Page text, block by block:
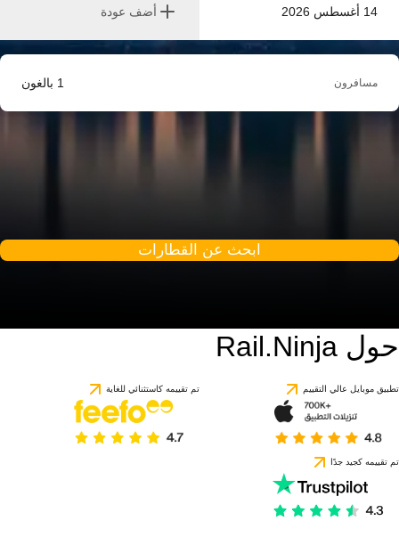
14 أغسطس 2026 أضف عودة
مسافرون 1 بالغون
ابحث عن القطارات
حول Rail.Ninja
تطبيق موبايل عالي التقييم تم تقييمه كاستثنائي للغاية
تم تقييمه كجيد جدًا
استنادًا إلى 1 تقييمًا